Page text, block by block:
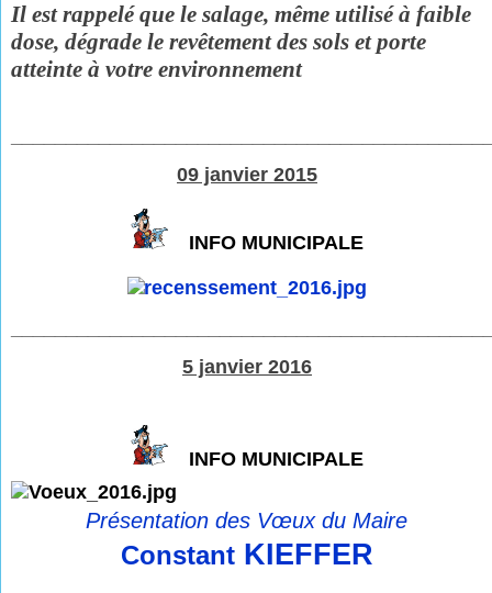
Il est rappelé que le salage, même utilisé à faible
dose, dégrade le revêtement des sols et porte
atteinte à votre environnement
09 janvier 2015
INFO MUNICIPALE
5 janvier 2016
INFO MUNICIPALE
Présentation des Vœux du Maire
Constant KIEFFER